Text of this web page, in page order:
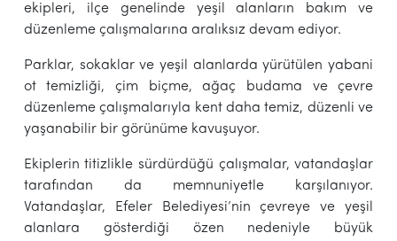
ekipleri, ilçe genelinde yeşil alanların bakım ve
düzenleme çalışmalarına aralıksız devam ediyor.
Parklar, sokaklar ve yeşil alanlarda yürütülen yabani
ot temizliği, çim biçme, ağaç budama ve çevre
düzenleme çalışmalarıyla kent daha temiz, düzenli ve
yaşanabilir bir görünüme kavuşuyor.
Ekiplerin titizlikle sürdürdüğü çalışmalar, vatandaşlar
tarafından da memnuniyetle karşılanıyor.
Vatandaşlar, Efeler Belediyesi’nin çevreye ve yeşil
alanlara gösterdiği özen nedeniyle büyük